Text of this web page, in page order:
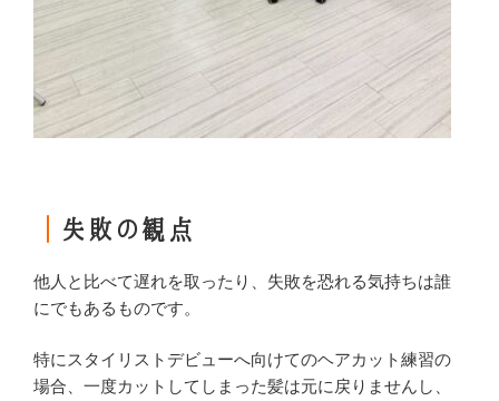
失敗の観点
他人と比べて遅れを取ったり、失敗を恐れる気持ちは誰
にでもあるものです。
特にスタイリストデビューへ向けてのヘアカット練習の
場合、一度カットしてしまった髪は元に戻りませんし、